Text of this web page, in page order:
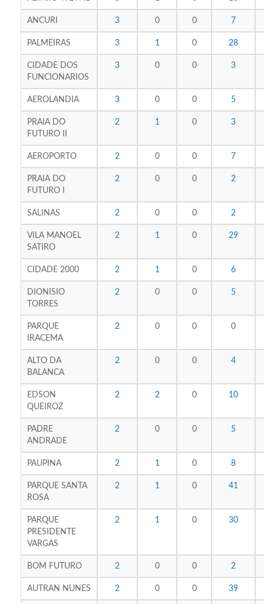
ANCURI 3 0 0 7
PALMEIRAS 3 1 0 28
CIDADE DOS
FUNCIONARIOS
3 0 0 3
AEROLANDIA 3 0 0 5
PRAIA DO
FUTURO II
2 1 0 3
AEROPORTO 2 0 0 7
PRAIA DO
FUTURO I
2 0 0 2
SALINAS 2 0 0 2
VILA MANOEL
SATIRO
2 1 0 29
CIDADE 2000 2 1 0 6
DIONISIO
TORRES
2 0 0 5
PARQUE
IRACEMA
2 0 0 0
ALTO DA
BALANCA
2 0 0 4
EDSON
QUEIROZ
2 2 0 10
PADRE
ANDRADE
2 0 0 5
PAUPINA 2 1 0 8
PARQUE SANTA
ROSA
2 1 0 41
PARQUE
PRESIDENTE
VARGAS
2 1 0 30
BOM FUTURO 2 0 0 2
AUTRAN NUNES 2 0 0 39